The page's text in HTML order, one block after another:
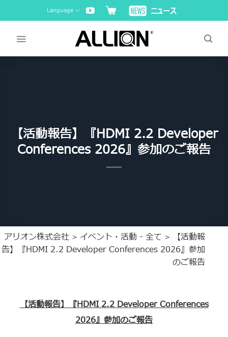
to
Language
【活動報告】『HDMI 2.2 Developer
Conferences 2026』参加のご報告
アリオン株式会社 > イベント・活動 - 全て >
【活動報
告】『HDMI 2.2 Developer Conferences 2026』参加
のご報告
【活動報告】『HDMI 2.2 Developer Conferences
2026』参加のご報告